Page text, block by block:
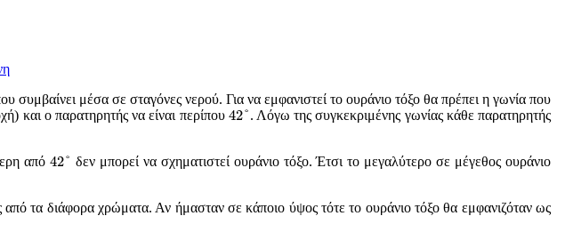
συμβαίνει μέσα σε σταγόνες νερού. Για να εμφανιστεί το ουράνιο τόξο θα πρέπει η γωνία που
και ο παρατηρητής να είναι περίπου 42°
42°. Λόγω της συγκεκριμένης γωνίας κάθε παρατηρητής
από42°
42° δεν μπορεί να σχηματιστεί ουράνιο τόξο. Έτσι το μεγαλύτερο σε μέγεθος ουράνιο
τα διάφορα χρώματα. Αν ήμασταν σε κάποιο ύψος τότε το ουράνιο τόξο θα εμφανιζόταν ως